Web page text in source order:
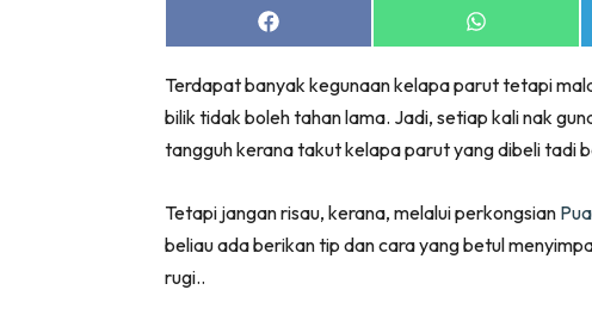
Inspirasi
Bilik Air
Bilik Tidur
Ruang
Ruang
Interior
Landskap
Share
on
Share
on
Terdapat banyak kegunaan kelapa parut tetapi
bilik tidak boleh tahan lama. Jadi, setiap kali nak
tangguh kerana takut kelapa parut yang dibeli tadi
Tetapi jangan risau, kerana, melalui perkongsian
beliau ada berikan tip dan cara yang betul
rugi..